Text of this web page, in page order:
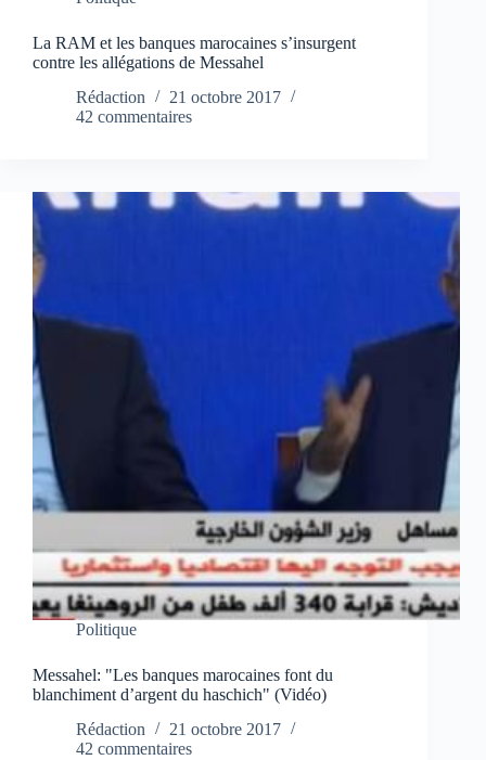
La RAM et les banques marocaines s’insurgent
contre les allégations de Messahel
Rédaction
21 octobre 2017
42 commentaires
Politique
Messahel: "Les banques marocaines font du
blanchiment d’argent du haschich" (Vidéo)
Rédaction
21 octobre 2017
42 commentaires